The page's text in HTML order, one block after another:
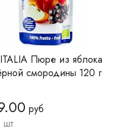
Пюре из яблока
смородины 120 г
руб
шт